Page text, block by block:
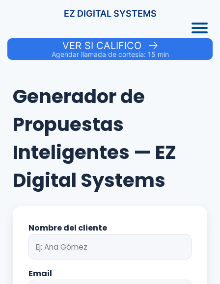
EZ DIGITAL SYSTEMS
VER SI CALIFICO
Agendar llamada de cortesía: 15 min
Generador de
Propuestas
Inteligentes — EZ
Digital Systems
Nombre del cliente
Email